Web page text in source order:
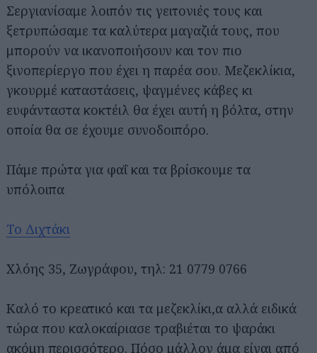
Σεργιανίσαμε λοιπόν τις γειτονιές τους και
ξετρυπώσαμε τα καλύτερα μαγαζιά τους, που
μπορούν να ικανοποιήσουν και τον πιο
ξινοπερίεργο που έχει η παρέα σου. Μεζεκλίκια,
γκουρμέ καταστάσεις, ψαγμένες κάβες κι
ευφάνταστα κοκτέιλ θα έχει αυτή η βόλτα, στην
οποία θα σε έχουμε συνοδοιπόρο.
Πάμε πρώτα για φαΐ και τα βρίσκουμε τα
υπόλοιπα
Το Διχτάκι
Χλόης 35, Ζωγράφου, τηλ: 21 0779 0766
Καλό το κρεατικό και τα μεζεκλίκι,α αλλά ειδικά
τώρα που καλοκαίριασε τραβιέται το ψαράκι
ακόμη περισσότερο. Πόσο μάλλον άμα είναι από